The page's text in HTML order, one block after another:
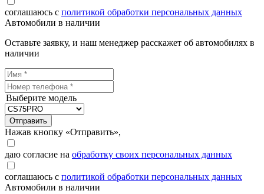
соглашаюсь с политикой обработки персональных данных
Автомобили в наличии
Оставьте заявку, и наш менеджер расскажет об автомобилях в
наличии
Выберите модель
Отправить
Нажав кнопку «Отправить»,
даю согласие на обработку своих персональных данных
соглашаюсь с политикой обработки персональных данных
Автомобили в наличии